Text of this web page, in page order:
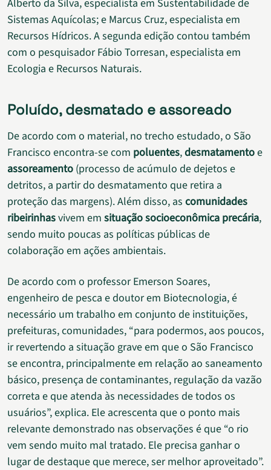
Alberto da Silva, especialista em Sustentabilidade de
Sistemas Aquícolas; e Marcus Cruz, especialista em
Recursos Hídricos. A segunda edição contou também
com o pesquisador Fábio Torresan, especialista em
Ecologia e Recursos Naturais.
Poluído, desmatado e assoreado
De acordo com o material, no trecho estudado, o São
Francisco encontra-se com poluentes,desmatamentoe
assoreamento (processo de acúmulo de dejetos e
detritos, a partir do desmatamento que retira a
proteção das margens). Além disso, as comunidades
ribeirinhasvivem em situação socioeconômica precária,
sendo muito poucas as políticas públicas de
colaboração em ações ambientais.
De acordo com o professor Emerson Soares,
engenheiro de pesca e doutor em Biotecnologia, é
necessário um trabalho em conjunto de instituições,
prefeituras, comunidades, “para podermos, aos poucos,
ir revertendo a situação grave em que o São Francisco
se encontra, principalmente em relação ao saneamento
básico, presença de contaminantes, regulação da vazão
correta e que atenda às necessidades de todos os
usuários”, explica. Ele acrescenta que o ponto mais
relevante demonstrado nas observações é que “o rio
vem sendo muito mal tratado. Ele precisa ganhar o
lugar de destaque que merece, ser melhor aproveitado”.